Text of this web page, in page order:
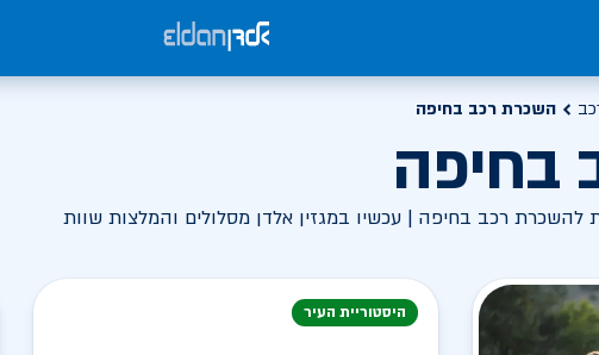
השכרת רכב בחיפה
בחיפה
להשכרת רכב בחיפה | עכשיו במגזין אלדן מסלולים והמלצות שוות
היסטוריית העיר